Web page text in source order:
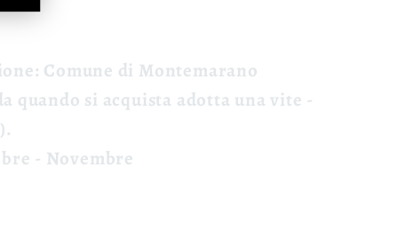
Comune di Montemarano
quando si acquista adotta una vite -
- Novembre